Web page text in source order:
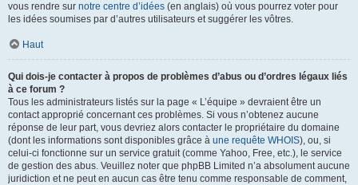
vous rendre sur notre centre d’idées (en anglais) où vous pourrez voter pour
les idées soumises par d’autres utilisateurs et suggérer les vôtres.
Haut
Qui dois-je contacter à propos de problèmes d’abus ou d’ordres légaux liés
à ce forum ?
Tous les administrateurs listés sur la page « L’équipe » devraient être un
contact approprié concernant ces problèmes. Si vous n’obtenez aucune
réponse de leur part, vous devriez alors contacter le propriétaire du domaine
(dont les informations sont disponibles grâce à une requête WHOIS), ou, si
celui-ci fonctionne sur un service gratuit (comme Yahoo, Free, etc.), le service
de gestion des abus. Veuillez noter que phpBB Limited n’a absolument aucune
juridiction et ne peut en aucun cas être tenu comme responsable de comment,